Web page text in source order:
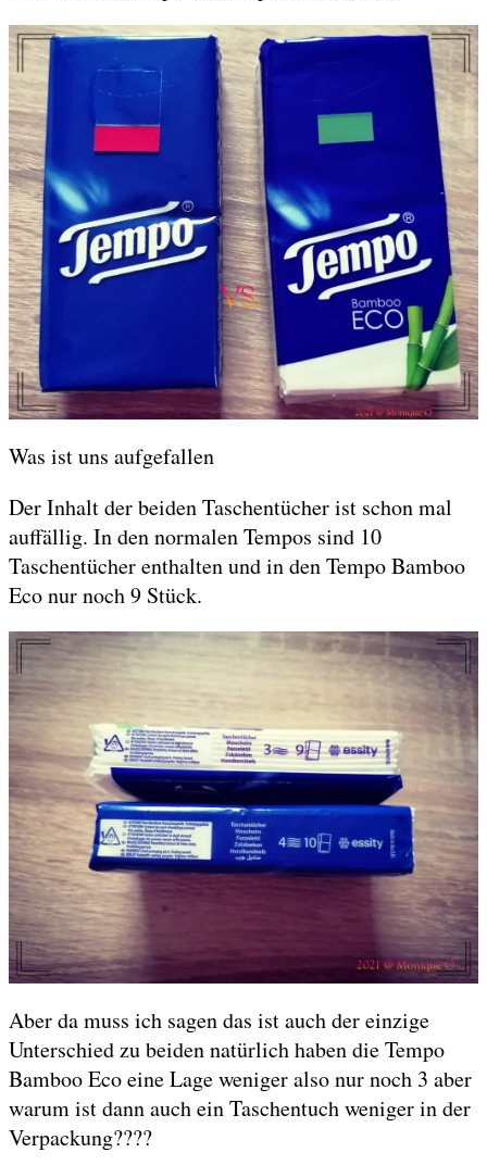
Was ist uns aufgefallen
Der Inhalt der beiden Taschentücher ist schon mal
auffällig. In den normalen Tempos sind 10
Taschentücher enthalten und in den Tempo Bamboo
Eco nur noch 9 Stück.
Aber da muss ich sagen das ist auch der einzige
Unterschied zu beiden natürlich haben die Tempo
Bamboo Eco eine Lage weniger also nur noch 3 aber
warum ist dann auch ein Taschentuch weniger in der
Verpackung????